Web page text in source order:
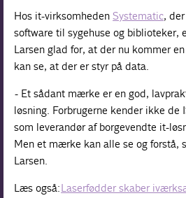
Hos it-virksomhedenSystematic,
software til sygehuse og biblioteker,
Larsen glad for, at der nu kommer
kan se, at der er styr på data.
- Et sådant mærke er en god,
løsning. Forbrugerne kender ikke de
som leverandør af borgevendte it-
Men et mærke kan alle se og forstå,
Larsen.
Læs også:Laserfødder skaber